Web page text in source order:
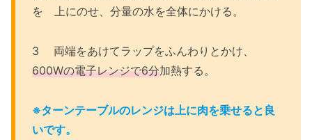
を 上にのせ、分量の水を全体にかける。
3 両端をあけてラップをふんわりとかけ、
600Wの電子レンジで6分加熱する。
※ターンテーブルのレンジは上に肉を乗せると良
いです。